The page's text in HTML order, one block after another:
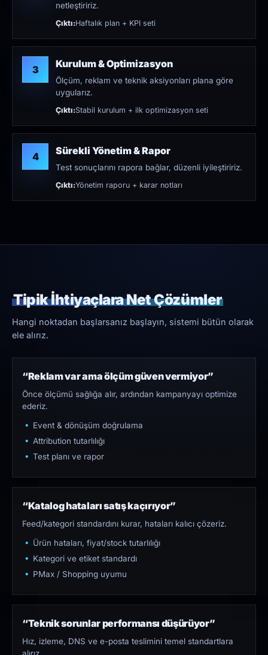
netleştiririz.
Çıktı:Haftalık plan + KPI seti
3 Kurulum & Optimizasyon
Ölçüm, reklam ve teknik aksiyonları plana göre
uygularız.
Çıktı:Stabil kurulum + ilk optimizasyon seti
4 Sürekli Yönetim & Rapor
Test sonuçlarını rapora bağlar, düzenli iyileştiririz.
Çıktı:Yönetim raporu + karar notları
Tipik İhtiyaçlara Net Çözümler
Hangi noktadan başlarsanız başlayın, sistemi bütün olarak
ele alırız.
“Reklam var ama ölçüm güven vermiyor”
Önce ölçümü sağlığa alır, ardından kampanyayı optimize
ederiz.
Event & dönüşüm doğrulama
Attribution tutarlılığı
Test planı ve rapor
“Katalog hataları satış kaçırıyor”
Feed/kategori standardını kurar, hataları kalıcı çözeriz.
Ürün hataları, fiyat/stock tutarlılığı
Kategori ve etiket standardı
PMax / Shopping uyumu
“Teknik sorunlar performansı düşürüyor”
Hız, izleme, DNS ve e-posta teslimini temel standartlara